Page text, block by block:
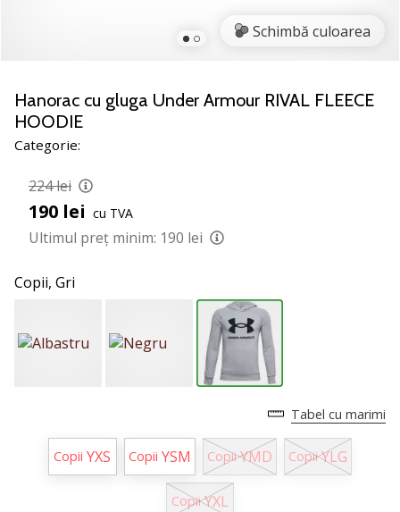
un
fan
al
baschetului
și
noi?
Alătură-
ca
al
brandului.
toate
articolele
Schimbă culoarea
Hanorac cu gluga Under Armour RIVAL FLEECE
HOODIE
Categorie:
224 lei
190 lei cu TVA
Ultimul preț minim: 190 lei
Copii, Gri
Tabel cu marimi
Copii YXS Copii YSM Copii YMD Copii YLG
Copii YXL